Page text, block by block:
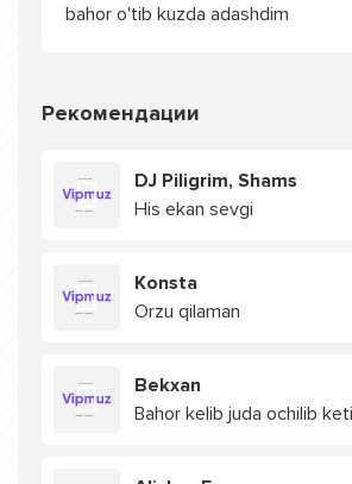
bahor o'tib kuzda adashdim
Рекомендации
DJ Piligrim, Shams
His ekan sevgi
Konsta
Orzu qilaman
Bekxan
Bahor kelib juda ochilib